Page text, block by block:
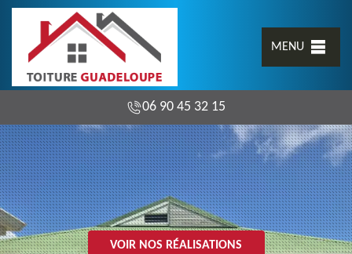
MENU
06 90 45 32 15
VOIR NOS RÉALISATIONS